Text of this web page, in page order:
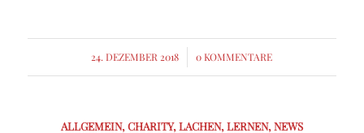
24. DEZEMBER 2018
/ 0 KOMMENTARE
ALLGEMEIN, CHARITY, LACHEN, LERNEN, NEWS